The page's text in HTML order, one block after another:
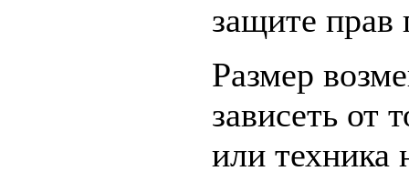
защите прав
Размер
зависеть от
или техника